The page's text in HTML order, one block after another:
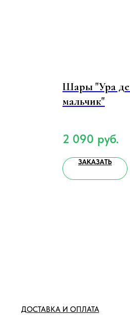
Шары "Ура
мальчик"
2 090 руб.
ЗАКАЗАТЬ
ДОСТАВКА И ОПЛАТА